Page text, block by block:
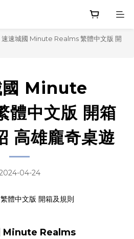
速速城國 Minute Realms 繁體中文版 開
國 Minute
體中文版 開箱
高雄龐奇桌遊
04-24
Minute Realms